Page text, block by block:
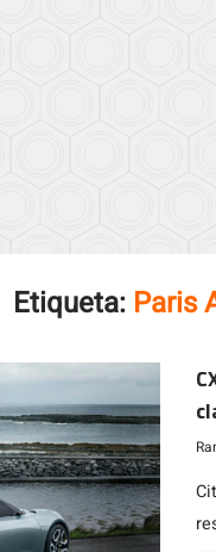
Etiqueta: Paris